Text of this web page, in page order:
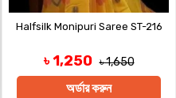
Halfsilk Monipuri Saree ST-216
৳ 1,250 ৳ 1,650
অর্ডার করুন